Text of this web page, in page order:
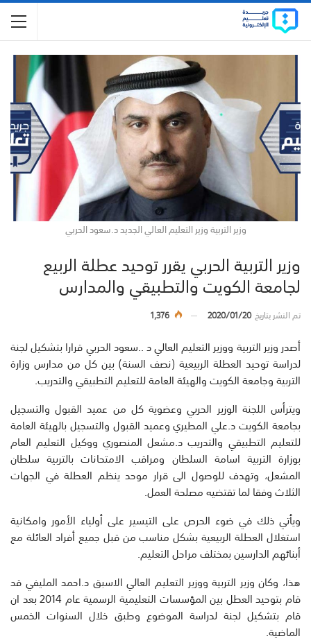
وزير التربية وزير التعليم العالي الجديد د.سعود الحربي
وزير التربية الحربي يقرر توحيد عطلة الربيع
لجامعة الكويت والتطبيقي والمدارس
تم النشر بتاريخ2020/01/20
1,376
أصدر وزير التربية ووزير التعليم العالي د ..سعود الحربي قرارا بتشكيل لجنة
لدراسة توحيد العطلة الربيعية (نصف السنة) بين كل من مدارس وزارة
التربية وجامعة الكويت والهيئة العامة للتعليم التطبيقي والتدريب.
ويترأس اللجنة الوزير الحربي وعضوية كل من عميد القبول والتسجيل
بجامعة الكويت د.علي المطيري وعميد القبول والتسجيل بالهيئة العامة
للتعليم التطبيقي والتدريب د.مشعل المنصوري ووكيل التعليم العام
بوزارة التربية اسامة السلطان ومراقب الامتحانات بالتربية سلطان
المشعل، وتهدف للوصول الى قرار موحد ينظم العطلة في الجهات
الثلاث وفقا لما تقتضيه مصلحة العمل.
ويأتي ذلك في ضوء الحرص على التيسير على أولياء الأمور وامكانية
استغلال العطلة الربيعية بشكل مناسب من قبل جميع أفراد العائلة مع
أبنائهم الدارسين بمختلف مراحل التعليم.
هذا، وكان وزير التربية ووزير التعليم العالي الاسبق د.احمد المليفي قد
قام بتوحيد العطل بين المؤسسات التعليمية الرسمية عام 2014 بعد ان
قام بتشكيل لجنة لدراسة الموضوع وطبق خلال السنوات الخمس
الماضية.